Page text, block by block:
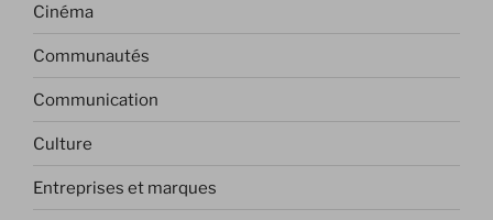
Cinéma
Communautés
Communication
Culture
Entreprises et marques